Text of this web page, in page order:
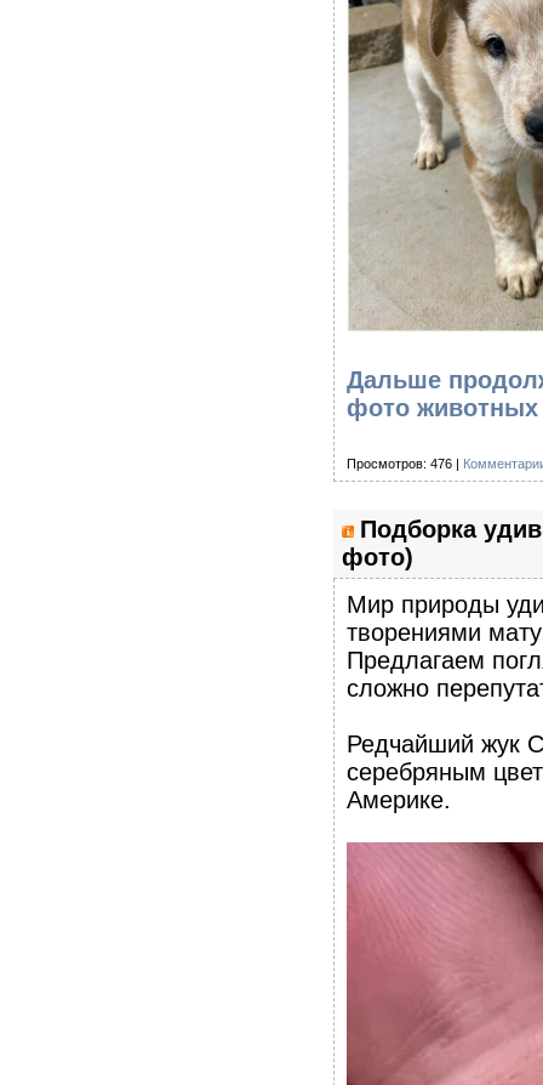
Дальше
фото животных
Просмотров: 476 |
Подборка
фото)
Мир природы
творениями
Предлагаем
сложно
Редчайший жук
серебряным
Америке.